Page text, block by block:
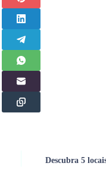
Descubra 5